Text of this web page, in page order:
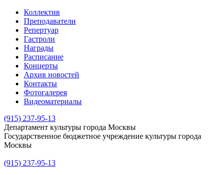
Коллектив
Преподаватели
Репертуар
Гастроли
Награды
Расписание
Концерты
Архив новостей
Контакты
Фотогалерея
Видеоматериалы
(915) 237-95-13
Департамент культуры города Москвы
Государственное бюджетное учреждение культуры города
Москвы
(915) 237-95-13